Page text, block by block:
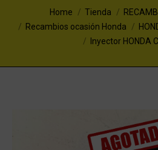
You are here:Home Tienda
Recambios ocasión Honda
Inyector HONDA